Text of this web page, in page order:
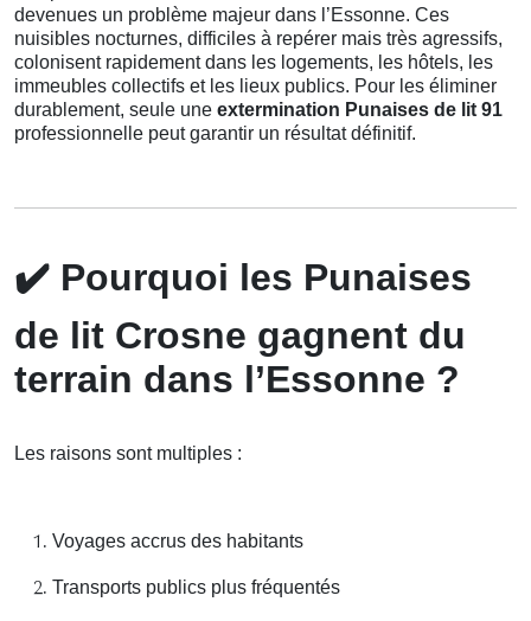
devenues un problème majeur dans l’Essonne. Ces
nuisibles nocturnes, difficiles à repérer mais très agressifs,
colonisent rapidement dans les logements, les hôtels, les
immeubles collectifs et les lieux publics. Pour les éliminer
durablement, seule une extermination Punaises de lit 91
professionnelle peut garantir un résultat définitif.
✔️ Pourquoi les Punaises
de lit Crosne gagnent du
terrain dans l’Essonne ?
Les raisons sont multiples :
Voyages accrus des habitants
Transports publics plus fréquentés